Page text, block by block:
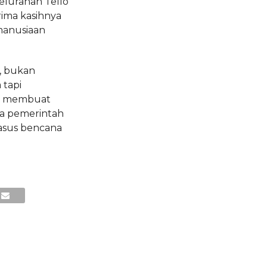
kasihnya
bukan
tapi
membuat
pemerintah
bencana